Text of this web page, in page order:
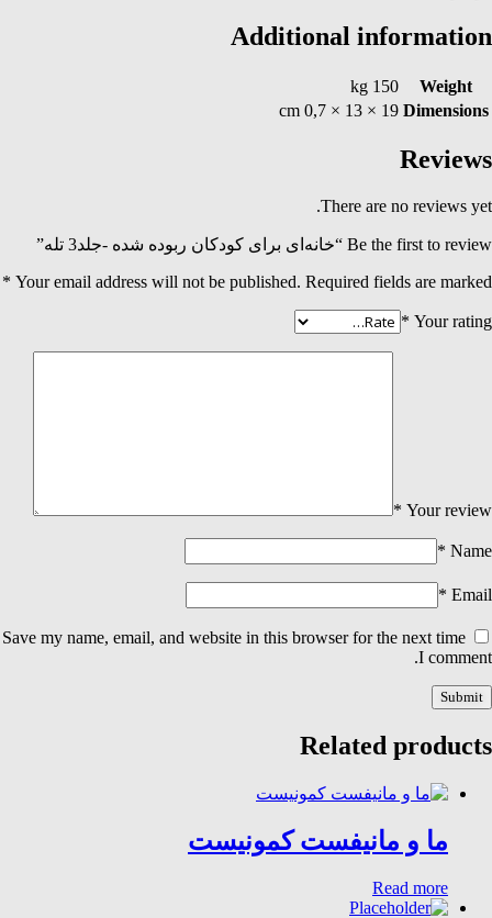
Additional information
Weight
150 kg
Dimensions
19 × 13 × 0,7 cm
Reviews
There are no reviews yet.
Be the first to review “خانه‌ای برای کودکان ربوده شده -جلد3 تله”
Your email address will not be published. Required fields are marked
*
Your rating
*
Your review
*
Name
*
Email
*
Save my name, email, and website in this browser for the next time
I comment.
Related products
ما و مانیفست کمونیست
Read more